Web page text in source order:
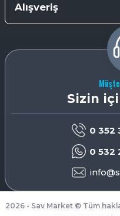
Alışveriş
Sizin
0 352
0 532
2026 - Sav Market © Tüm